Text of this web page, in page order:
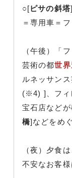
○[ピサの斜塔
＝専用車＝
（午後）「
芸術の都世
ルネッサン
(※4) ]、フィ
宝石店など
橋]などをめ
（夜）夕食
不安なお客